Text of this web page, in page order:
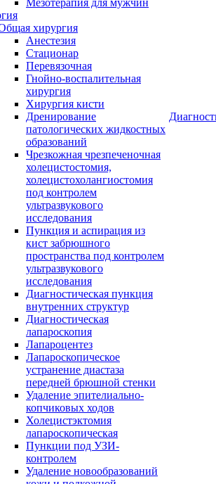
Мезотерапия для мужчин
хирургия
Анестезия
Стационар
Перевязочная
Гнойно-воспалительная
хирургия
Хирургия кисти
Дренирование
патологических жидкостных
образований
Чрезкожная чрезпеченочная
холецистостомия,
холецистохолангиостомия
под контролем
ультразвукового
исследования
Пункция и аспирация из
кист забрюшного
пространства под контролем
ультразвукового
исследования
Диагностическая пункция
внутренних структур
Диагностическая
лапароскопия
Лапароцентез
Лапароскопическое
устранение диастаза
передней брюшной стенки
Удаление эпителиально-
копчиковых ходов
Холецистэктомия
лапароскопическая
Пункции под УЗИ-
контролем
Удаление новообразований